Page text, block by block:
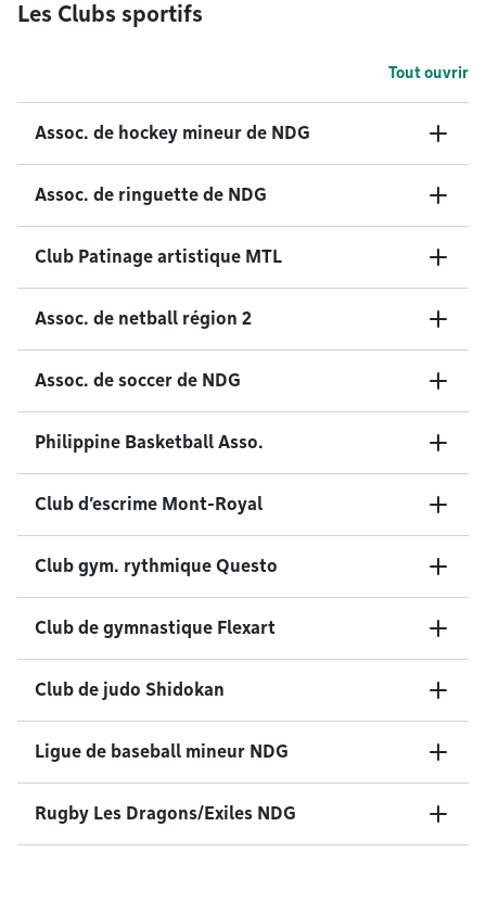
Les Clubs sportifs
Tout ouvrir
Assoc. de hockey mineur de NDG
Assoc. de ringuette de NDG
Club Patinage artistique MTL
Assoc. de netball région 2
Assoc. de soccer de NDG
Philippine Basketball Asso.
Club d’escrime Mont-Royal
Club gym. rythmique Questo
Club de gymnastique Flexart
Club de judo Shidokan
Ligue de baseball mineur NDG
Rugby Les Dragons/Exiles NDG